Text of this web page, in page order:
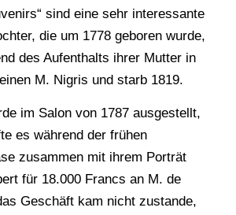
sind eine sehr interessante
die um 1778 geboren wurde,
des Aufenthalts ihrer Mutter in
M. Nigris und starb 1819.
im Salon von 1787 ausgestellt,
es während der frühen
zusammen mit ihrem Porträt
für 18.000 Francs an M. de
Geschäft kam nicht zustande,